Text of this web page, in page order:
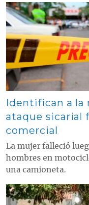
Contenido multimedia
Identifican a la
ataque sicarial
comercial
La mujer falleció
hombres en
una camioneta.
Contenido multimedia